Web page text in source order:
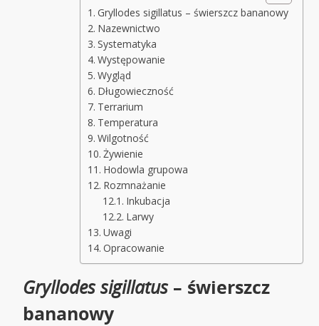
Gryllodes sigillatus – świerszcz bananowy
Nazewnictwo
Systematyka
Występowanie
Wygląd
Długowieczność
Terrarium
Temperatura
Wilgotność
Żywienie
Hodowla grupowa
Rozmnażanie
Inkubacja
Larwy
Uwagi
Opracowanie
Gryllodes sigillatus– świerszcz
bananowy